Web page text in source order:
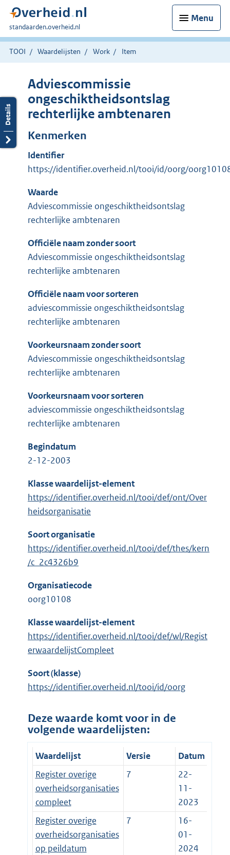
Menu
U
bent
hier:
standaarden.overheid.nl
TOOI Waardelijsten Work Item
Adviescommissie
ongeschiktheidsontslag
rechterlijke ambtenaren
Kenmerken
Identifier
https://identifier.overheid.nl/tooi/id/oorg/
Waarde
Adviescommissie ongeschiktheidsontslag
rechterlijke ambtenaren
Officiële naam zonder soort
Adviescommissie ongeschiktheidsontslag
rechterlijke ambtenaren
Officiële naam voor sorteren
adviescommissie ongeschiktheidsontslag
rechterlijke ambtenaren
Voorkeursnaam zonder soort
Adviescommissie ongeschiktheidsontslag
rechterlijke ambtenaren
Voorkeursnaam voor sorteren
adviescommissie ongeschiktheidsontslag
rechterlijke ambtenaren
Begindatum
2-12-2003
Klasse waardelijst-element
https://identifier.overheid.nl/tooi/def/ont/Over
heidsorganisatie
Soort organisatie
https://identifier.overheid.nl/tooi/def/thes/kern
/c_2c4326b9
Organisatiecode
oorg10108
Klasse waardelijst-element
https://identifier.overheid.nl/tooi/def/wl/Regist
erwaardelijstCompleet
Soort (klasse)
https://identifier.overheid.nl/tooi/id/oorg
Deze waarde komt voor in de
volgende waardelijsten:
Waardelijst Versie
Datum
Register overige
overheidsorganisaties
compleet
7
22-
11-
2023
Register overige
overheidsorganisaties
op peildatum
7
16-
01-
2024